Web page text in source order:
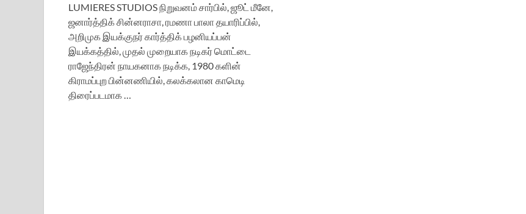
LUMIERES STUDIOS நிறுவனம் சார்பில், ஜூட் மீனே,
ஜனார்த்திக் சின்னராசா, ரமணா பாலா தயாரிப்பில்,
அறிமுக இயக்குநர் கார்த்திக் பழனியப்பன்
இயக்கத்தில், முதல் முறையாக நடிகர் மொட்டை
ராஜேந்திரன் நாயகனாக நடிக்க, 1980 களின்
கிராமப்புற பின்னணியில், கலக்கலான காமெடி
திரைப்படமாக …